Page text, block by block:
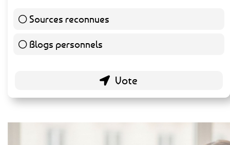
Sources reconnues
Blogs personnels